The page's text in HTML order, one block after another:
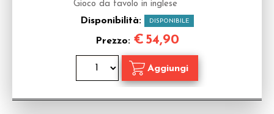
Gioco da tavolo in inglese
Disponibilità: DISPONIBILE
Prezzo: € 54,90